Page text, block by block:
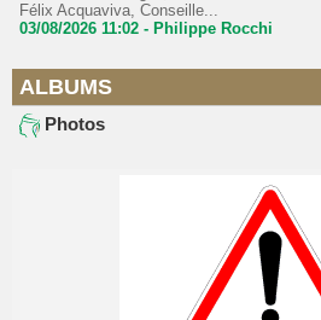
Félix Acquaviva, Conseille...
03/08/2026 11:02 - Philippe Rocchi
ALBUMS
Photos